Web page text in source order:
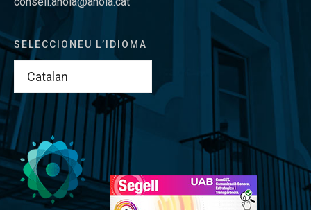
SELECCIONEU L’IDIOMA